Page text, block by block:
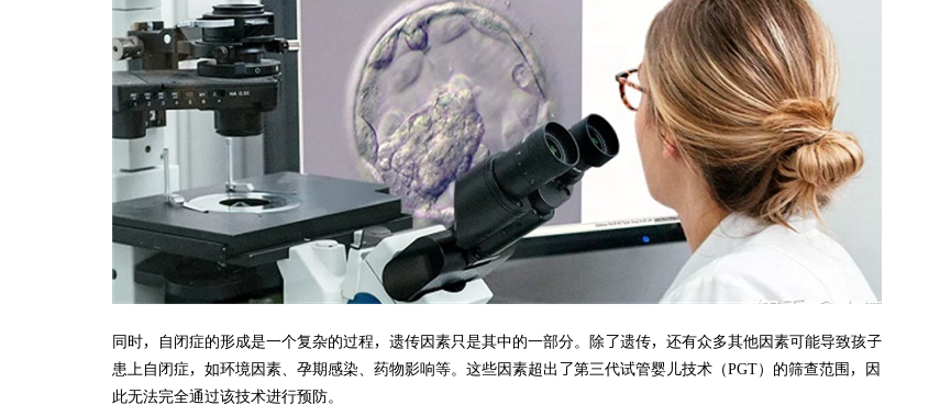
同时，自闭症的形成是一个复杂的过程，遗传因素只是其中的一部分。除了遗传，还有众多其他因素可能导致孩子
患上自闭症，如环境因素、孕期感染、药物影响等。这些因素超出了第三代试管婴儿技术（PGT）的筛查范围，因
此无法完全通过该技术进行预防。